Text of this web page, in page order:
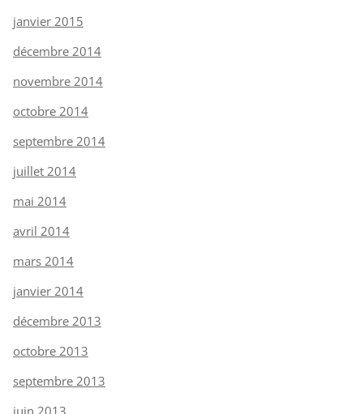
janvier 2015
décembre 2014
novembre 2014
octobre 2014
septembre 2014
juillet 2014
mai 2014
avril 2014
mars 2014
janvier 2014
décembre 2013
octobre 2013
septembre 2013
juin 2013